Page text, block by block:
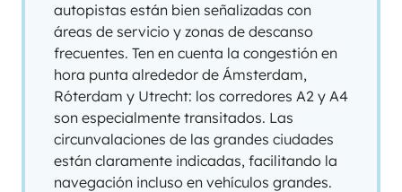
autopistas están bien señalizadas con
áreas de servicio y zonas de descanso
frecuentes. Ten en cuenta la congestión en
hora punta alrededor de Ámsterdam,
Róterdam y Utrecht: los corredores A2 y A4
son especialmente transitados. Las
circunvalaciones de las grandes ciudades
están claramente indicadas, facilitando la
navegación incluso en vehículos grandes.